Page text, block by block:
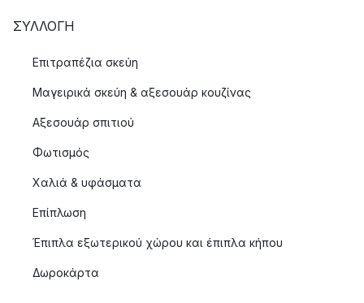
ΣΥΛΛΟΓΉ
Επιτραπέζια σκεύη
Μαγειρικά σκεύη & αξεσουάρ κουζίνας
Αξεσουάρ σπιτιού
Φωτισμός
Χαλιά & υφάσματα
Επίπλωση
Έπιπλα εξωτερικού χώρου και έπιπλα κήπου
Δωροκάρτα